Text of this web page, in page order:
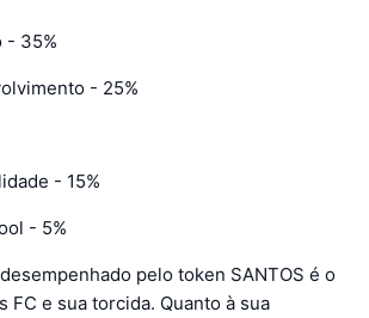
- 35%
- 25%
- 15%
- 5%
pelo token SANTOS é o
FC e sua torcida. Quanto à sua